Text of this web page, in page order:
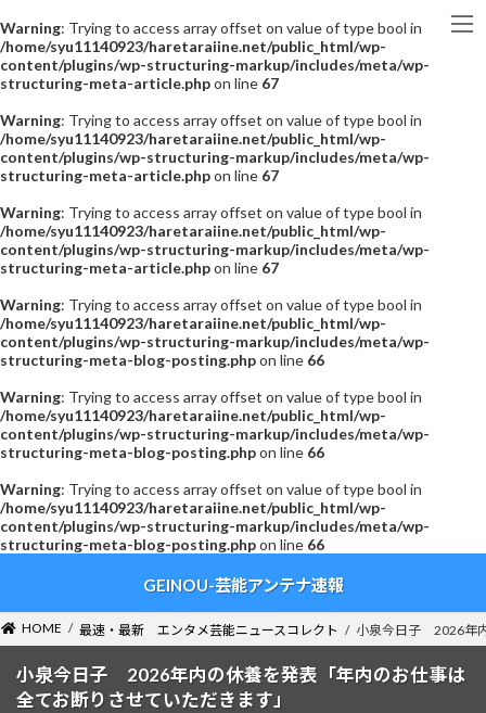
Warning: Trying to access array offset on value of type bool in
/home/syu11140923/haretaraiine.net/public_html/wp-
content/plugins/wp-structuring-markup/includes/meta/wp-
structuring-meta-article.phpon line 67
Warning: Trying to access array offset on value of type bool in
/home/syu11140923/haretaraiine.net/public_html/wp-
content/plugins/wp-structuring-markup/includes/meta/wp-
structuring-meta-article.phpon line 67
Warning: Trying to access array offset on value of type bool in
/home/syu11140923/haretaraiine.net/public_html/wp-
content/plugins/wp-structuring-markup/includes/meta/wp-
structuring-meta-article.phpon line 67
Warning: Trying to access array offset on value of type bool in
/home/syu11140923/haretaraiine.net/public_html/wp-
content/plugins/wp-structuring-markup/includes/meta/wp-
structuring-meta-blog-posting.phpon line 66
Warning: Trying to access array offset on value of type bool in
/home/syu11140923/haretaraiine.net/public_html/wp-
content/plugins/wp-structuring-markup/includes/meta/wp-
structuring-meta-blog-posting.phpon line 66
Warning: Trying to access array offset on value of type bool in
/home/syu11140923/haretaraiine.net/public_html/wp-
content/plugins/wp-structuring-markup/includes/meta/wp-
structuring-meta-blog-posting.phpon line 66
ン
ツ
ー
シ
GEINOU-芸能アンテナ速報
HOME 最速・最新 エンタメ芸能ニュースコレクト 小泉今日子 2026年
小泉今日子 2026年内の休養を発表「年内のお仕事は
全てお断りさせていただきます」